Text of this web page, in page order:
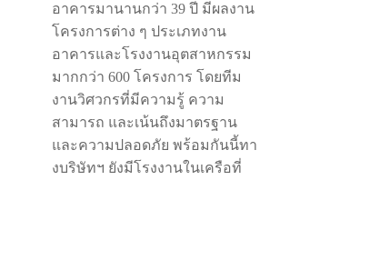
อาคารมานานกว่า 39 ปี มีผลงาน
โครงการต่าง ๆ ประเภทงาน
อาคารและโรงงานอุตสาหกรรม
มากกว่า 600 โครงการ โดยทีม
งานวิศวกรที่มีความรู้ ความ
สามารถ และเน้นถึงมาตรฐาน
และความปลอดภัย พร้อมกันนี้ทา
งบริษัทฯ ยังมีโรงงานในเครือที่